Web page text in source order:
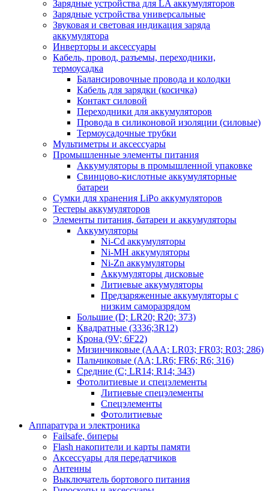
Зарядные устройства для LA аккумуляторов
Зарядные устройства универсальные
Звуковая и световая индикация заряда
аккумулятора
Инверторы и аксессуары
Кабель, провод, разъемы, переходники,
термоусадка
Балансировочные провода и колодки
Кабель для зарядки (косичка)
Контакт силовой
Переходники для аккумуляторов
Провода в силиконовой изоляции (силовые)
Термоусадочные трубки
Мультиметры и аксессуары
Промышленные элементы питания
Аккумуляторы в промышленной упаковке
Свинцово-кислотные аккумуляторные
батареи
Сумки для хранения LiPo аккумуляторов
Тестеры аккумуляторов
Элементы питания, батареи и аккумуляторы
Аккумуляторы
Ni-Cd аккумуляторы
Ni-MH аккумуляторы
Ni-Zn аккумуляторы
Аккумуляторы дисковые
Литиевые аккумуляторы
Предзаряженные аккумуляторы с
низким саморазрядом
Большие (D; LR20; R20; 373)
Квадратные (3336;3R12)
Крона (9V; 6F22)
Мизинчиковые (AAA; LR03; FR03; R03; 286)
Пальчиковые (AA; LR6; FR6; R6; 316)
Средние (C; LR14; R14; 343)
Фотолитиевые и спецэлементы
Литиевые спецэлементы
Спецэлементы
Фотолитиевые
Аппаратура и электроника
Failsafe, биперы
Flash накопители и карты памяти
Аксессуары для передатчиков
Антенны
Выключатель бортового питания